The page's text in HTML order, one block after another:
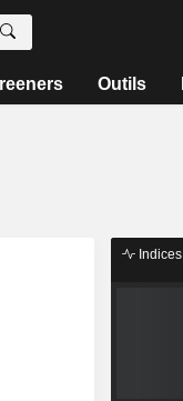
Outils
Indices